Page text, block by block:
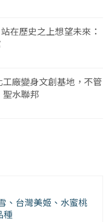
在歷史之上想望未來：
工廠變身文創基地，不管
水聯邦
、台灣美姬、水蜜桃
種